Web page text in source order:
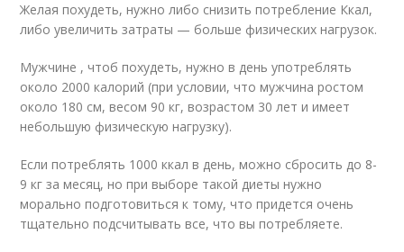
Желая похудеть, нужно либо снизить потребление Ккал,
либо увеличить затраты — больше физических нагрузок.
Мужчине , чтоб похудеть, нужно в день употреблять
около 2000 калорий (при условии, что мужчина ростом
около 180 см, весом 90 кг, возрастом 30 лет и имеет
небольшую физическую нагрузку).
Если потреблять 1000 ккал в день, можно сбросить до 8-
9 кг за месяц, но при выборе такой диеты нужно
морально подготовиться к тому, что придется очень
тщательно подсчитывать все, что вы потребляете.